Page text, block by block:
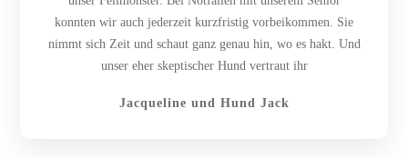
konnten wir auch jederzeit kurzfristig vorbeikommen. Sie
nimmt sich Zeit und schaut ganz genau hin, wo es hakt. Und
unser eher skeptischer Hund vertraut ihr
Jacqueline und Hund Jack